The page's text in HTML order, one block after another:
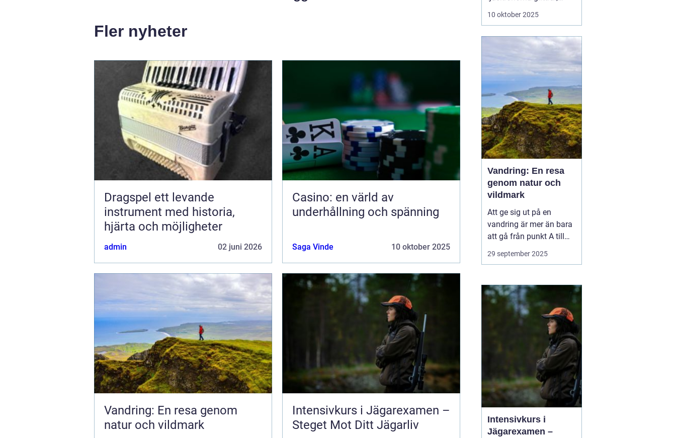
Fler nyheter
Dragspel ett levande
instrument med historia,
hjärta och möjligheter
admin 02 juni 2026
Casino: en värld av
underhållning och spänning
Saga Vinde 10 oktober 2025
Vandring: En resa genom
natur och vildmark
Intensivkurs i Jägarexamen –
Steget Mot Ditt Jägarliv
spänningen ligger i
varje hörn. Casinon
erbjuder en unik
kombination av
underhållning, sociala
möten...
10 oktober 2025
Vandring: En resa
genom natur och
vildmark
Att ge sig ut på en
vandring är mer än bara
att gå från punkt A till
punkt B. Det är en
upplevelse som utmanar
samtidigt som man får
möjlighet att komma i
kontakt med naturen på
29 september 2025
Intensivkurs i
Jägarexamen –